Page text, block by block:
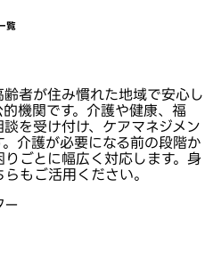
覧
者が住み慣れた地域で安心し
機関です。介護や健康、福
を受け付け、ケアマネジメン
介護が必要になる前の段階か
ごとに幅広く対応します。身
もご活用ください。
ー